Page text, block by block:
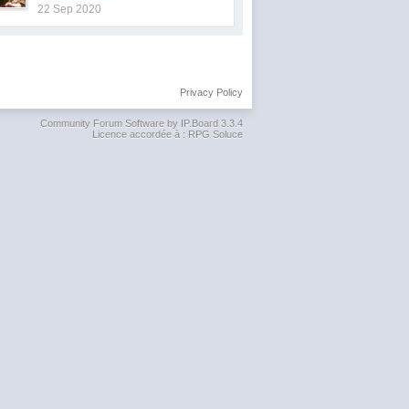
22 Sep 2020
Privacy Policy
Community Forum Software by IP.Board 3.3.4
Licence accordée à : RPG Soluce